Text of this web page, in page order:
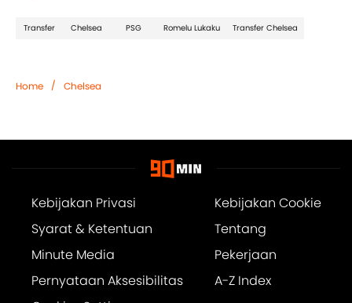
Transfer Chelsea PSG Romelu Lukaku Transfer Chelsea
Home / Chelsea
Kebijakan Privasi
Kebijakan Cookie
Syarat & Ketentuan
Tentang
Minute Media
Pekerjaan
Pernyataan Aksesibilitas
A-Z Index